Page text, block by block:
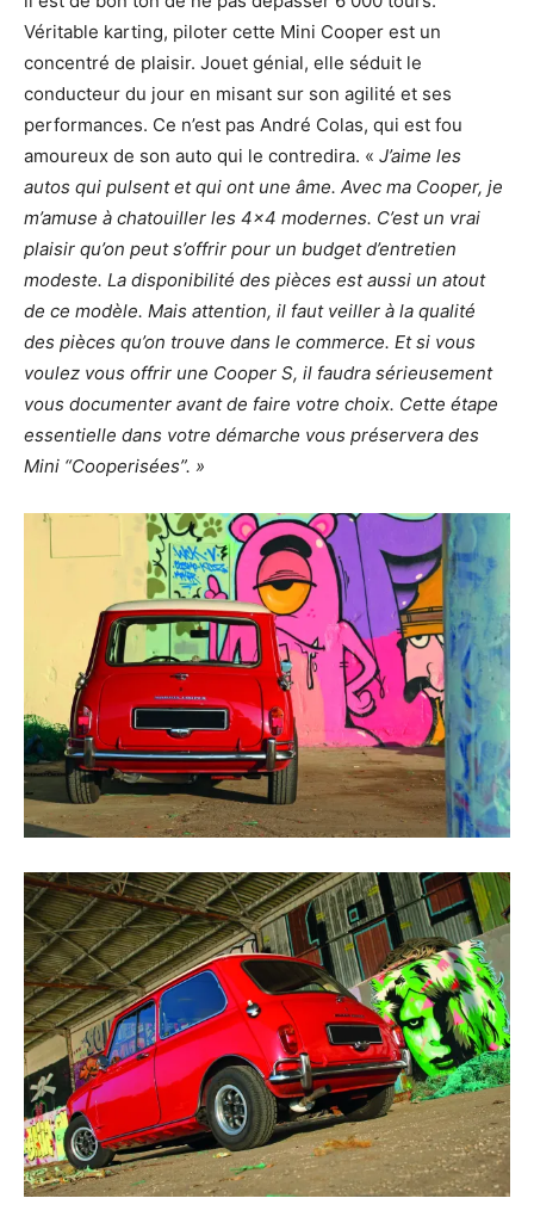
Véritable karting, piloter cette Mini Cooper est un
concentré de plaisir. Jouet génial, elle séduit le
conducteur du jour en misant sur son agilité et ses
performances. Ce n’est pas André Colas, qui est fou
amoureux de son auto qui le contredira. « J’aime les
autos qui pulsent et qui ont une âme. Avec ma Cooper, je
m’amuse à chatouiller les 4×4 modernes. C’est un vrai
plaisir qu’on peut s’offrir pour un budget d’entretien
modeste. La disponibilité des pièces est aussi un atout
de ce modèle. Mais attention, il faut veiller à la qualité
des pièces qu’on trouve dans le commerce. Et si vous
voulez vous offrir une Cooper S, il faudra sérieusement
vous documenter avant de faire votre choix. Cette étape
essentielle dans votre démarche vous préservera des
Mini “Cooperisées”. »